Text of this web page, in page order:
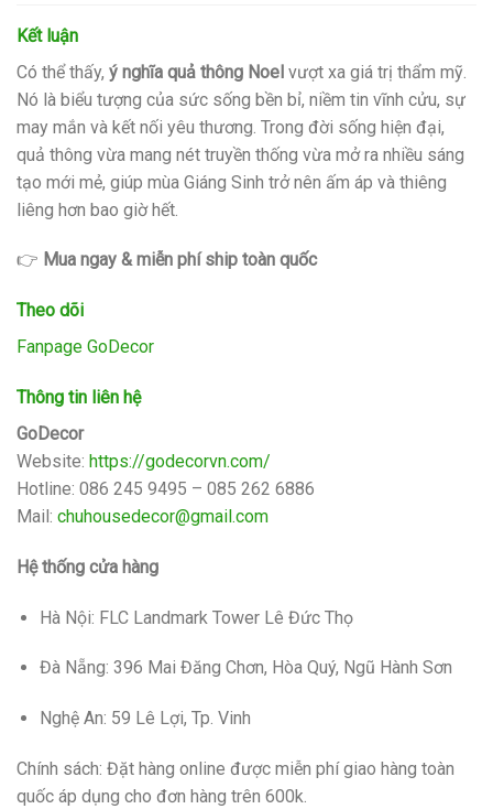
Kết luận
Có thể thấy, ý nghĩa quả thông Noel vượt xa giá trị thẩm mỹ.
Nó là biểu tượng của sức sống bền bỉ, niềm tin vĩnh cửu, sự
may mắn và kết nối yêu thương. Trong đời sống hiện đại,
quả thông vừa mang nét truyền thống vừa mở ra nhiều sáng
tạo mới mẻ, giúp mùa Giáng Sinh trở nên ấm áp và thiêng
liêng hơn bao giờ hết.
👉 Mua ngay & miễn phí ship toàn quốc
Theo dõi
Fanpage GoDecor
Thông tin liên hệ
GoDecor
Website: https://godecorvn.com/
Hotline: 086 245 9495 – 085 262 6886
Mail: chuhousedecor@gmail.com
Hệ thống cửa hàng
Hà Nội: FLC Landmark Tower Lê Đức Thọ
Đà Nẵng: 396 Mai Đăng Chơn, Hòa Quý, Ngũ Hành Sơn
Nghệ An: 59 Lê Lợi, Tp. Vinh
Chính sách: Đặt hàng online được miễn phí giao hàng toàn
quốc áp dụng cho đơn hàng trên 600k.